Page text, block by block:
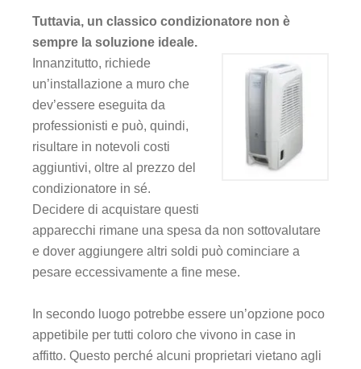
Tuttavia, un classico condizionatore non è
sempre la soluzione ideale.
Innanzitutto, richiede
un’installazione a muro che
dev’essere eseguita da
professionisti e può, quindi,
risultare in notevoli costi
aggiuntivi, oltre al prezzo del
condizionatore in sé.
Decidere di acquistare questi
apparecchi rimane una spesa da non sottovalutare
e dover aggiungere altri soldi può cominciare a
pesare eccessivamente a fine mese.
In secondo luogo potrebbe essere un’opzione poco
appetibile per tutti coloro che vivono in case in
affitto. Questo perché alcuni proprietari vietano agli